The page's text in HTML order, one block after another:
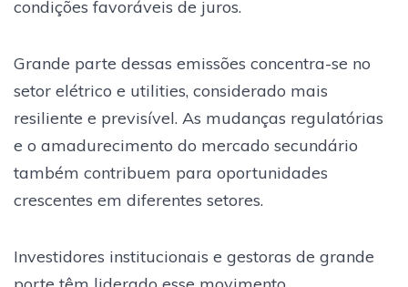
condições favoráveis de juros.
Grande parte dessas emissões concentra-se no
setor elétrico e utilities, considerado mais
resiliente e previsível. As mudanças regulatórias
e o amadurecimento do mercado secundário
também contribuem para oportunidades
crescentes em diferentes setores.
Investidores institucionais e gestoras de grande